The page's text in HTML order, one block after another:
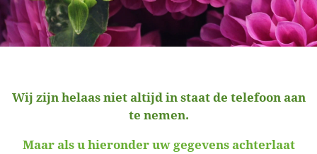
Wij zijn helaas niet altijd in staat de telefoon aan
te nemen.
Maar als u hieronder uw gegevens achterlaat